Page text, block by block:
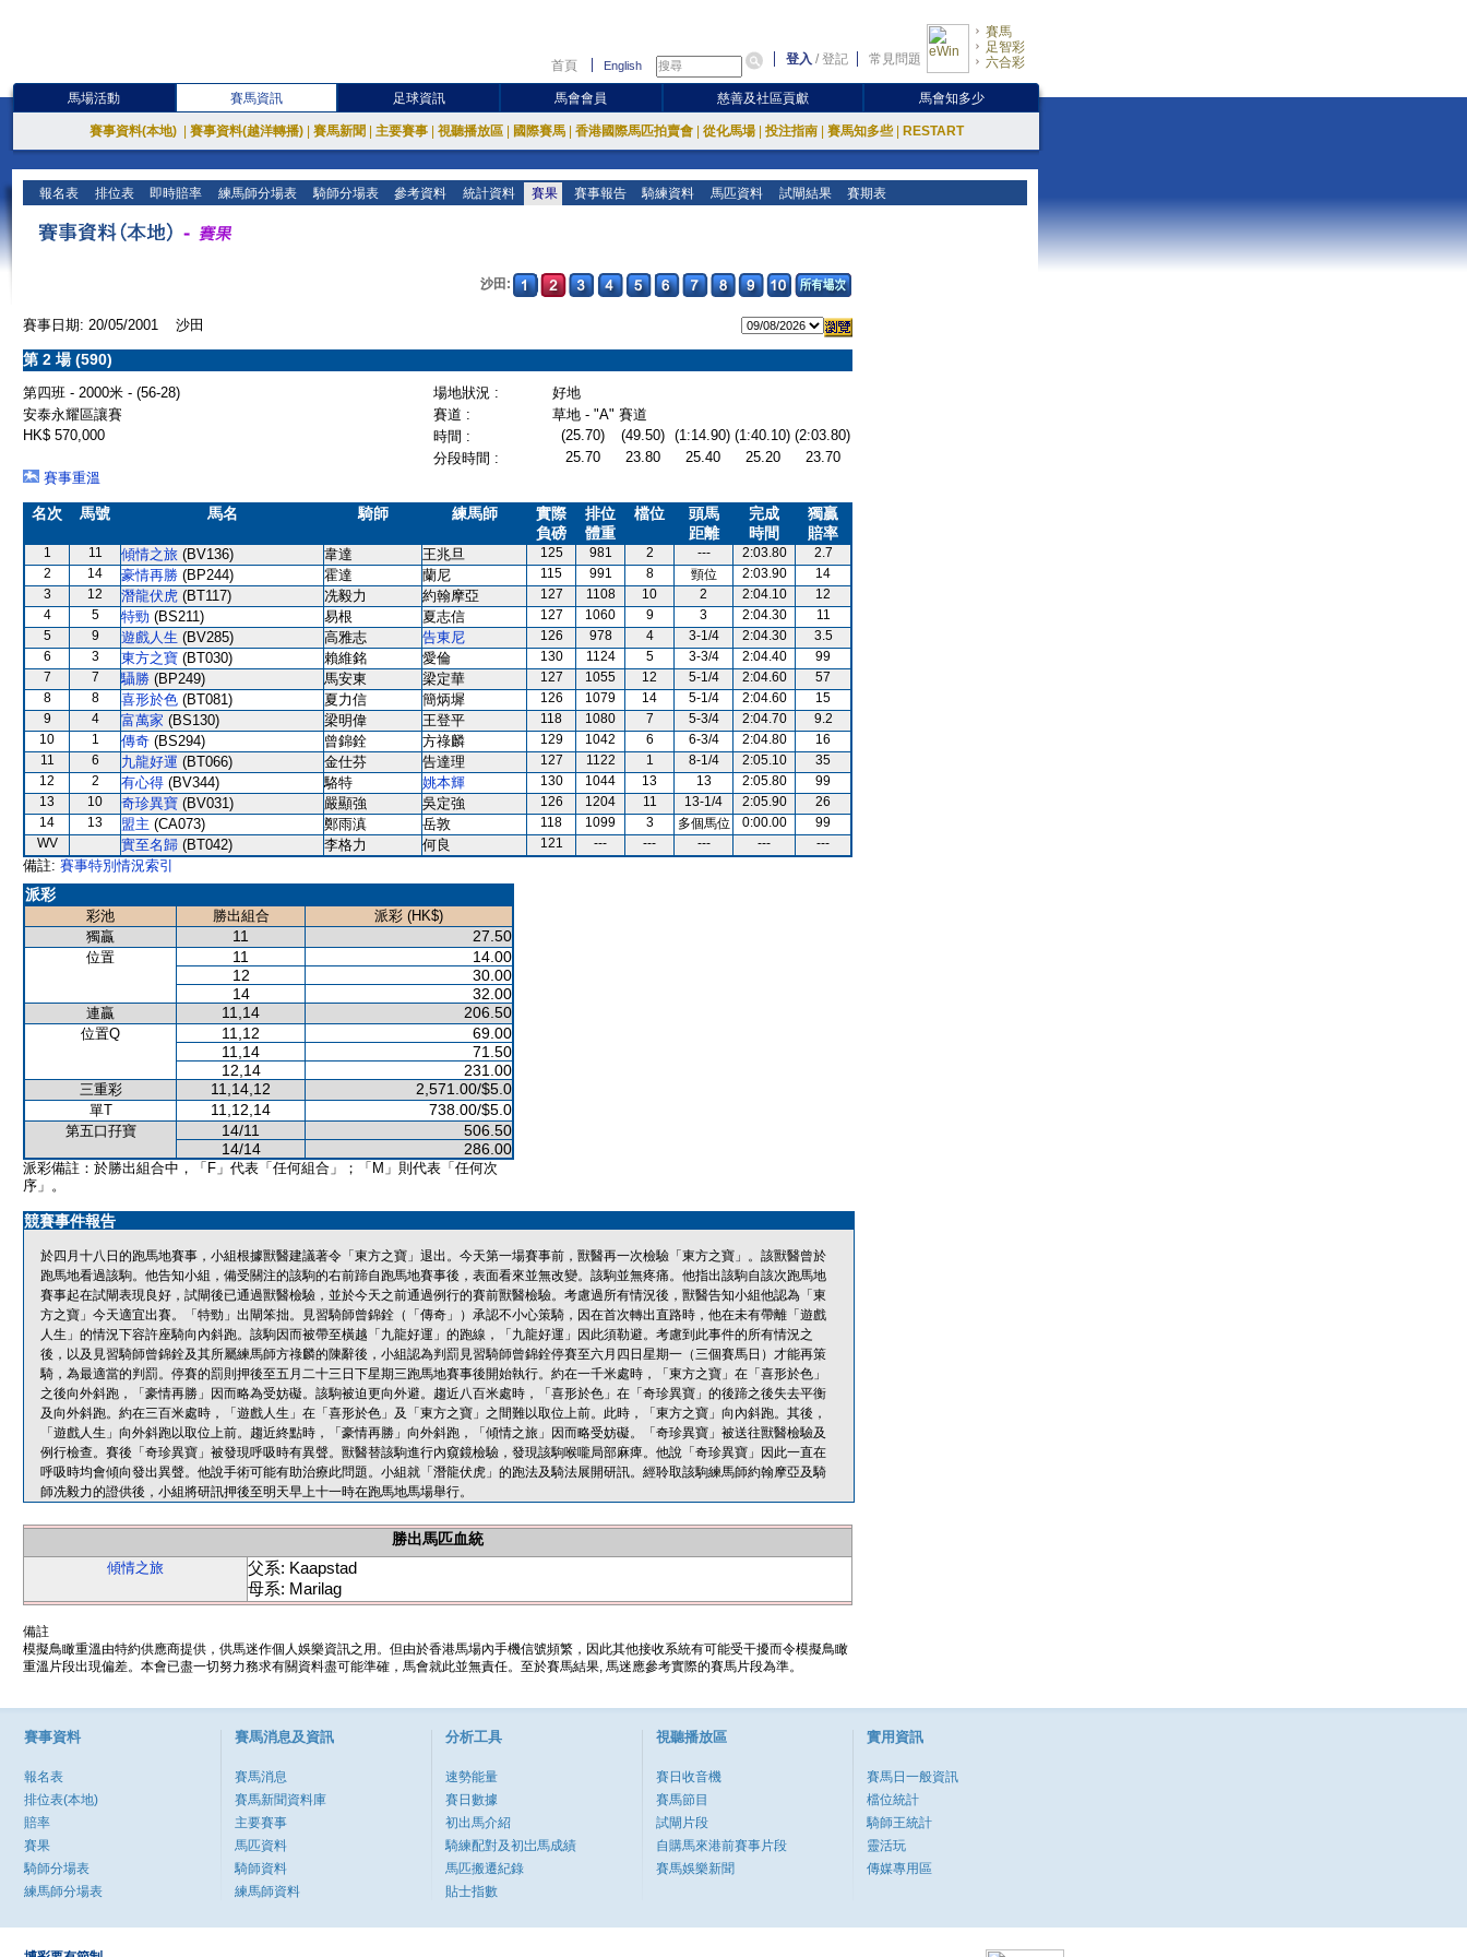
首頁 English 登入 /登記 常見問題
賽馬
足智彩
六合彩
馬場活動 賽馬資訊 足球資訊 馬會會員 慈善及社區貢獻 馬會知多少
賽事資料(本地) 賽事資料(越洋轉播) 賽馬新聞 主要賽事 視聽播放區 國際賽馬 香港國際馬匹拍賣會 從化馬場 投注指南 賽馬知多些 RESTART
報名表 排位表 即時賠率 練馬師分場表 騎師分場表 參考資料 統計資料 賽果 賽事報告 騎練資料 馬匹資料 試閘結果 賽期表
沙田:
賽事日期: 20/05/2001 沙田
第 2 場 (590)
第四班 - 2000米 - (56-28) 場地狀況 :
好地
安泰永耀區讓賽
賽道 :
草地 - "A" 賽道
HK$ 570,000
時間 : (25.70) (49.50) (1:14.90) (1:40.10) (2:03.80)
分段時間 :
25.70 23.80 25.40 25.20
23.70
賽事重溫
名次 馬號 馬名 騎師 練馬師
實際
負磅
排位
體重
檔位
頭馬
距離
完成
時間
獨贏
賠率
1 11 傾情之旅 (BV136) 韋達 王兆旦 125 981 2 --- 2:03.80
2.7
2
14 豪情再勝 (BP244) 霍達 蘭尼 115 991 8 頸位 2:03.90
14
3
12 潛龍伏虎 (BT117) 冼毅力 約翰摩亞 127 1108 10 2 2:04.10
12
4
5 特勁 (BS211) 易根 夏志信 127 1060 9 3 2:04.30
11
5
9 遊戲人生 (BV285) 高雅志 告東尼 126 978 4 3-1/4 2:04.30
3.5
6
3 東方之寶 (BT030) 賴維銘 愛倫 130 1124 5 3-3/4 2:04.40
99
7
7 䯀勝 (BP249) 馬安東 梁定華 127 1055 12 5-1/4 2:04.60
57
8
8 喜形於色 (BT081) 夏力信 簡炳墀 126 1079 14 5-1/4 2:04.60
15
9
4 富萬家 (BS130) 梁明偉 王登平 118 1080 7 5-3/4 2:04.70
9.2
10
1 傳奇 (BS294) 曾錦銓 方祿麟 129 1042 6 6-3/4 2:04.80
16
11
6 九龍好運 (BT066) 金仕芬 告達理 127 1122 1 8-1/4 2:05.10
35
12
2 有心得 (BV344) 駱特 姚本輝 130 1044 13 13 2:05.80
99
13
10 奇珍異寶 (BV031) 嚴顯強 吳定強 126 1204 11 13-1/4 2:05.90
26
14
13 盟主 (CA073) 鄭雨滇 岳敦 118 1099 3 多個馬位 0:00.00
99
WV
實至名歸 (BT042) 李格力 何良 121 --- --- --- --- ---
備註: 賽事特別情況索引
派彩
彩池 勝出組合
派彩 (HK$)
獨贏
11 27.50
位置 11
14.00
12
30.00
14
32.00
連贏 11,14 206.50
位置Q 11,12
69.00
11,14
71.50
12,14
231.00
三重彩 11,14,12 2,571.00/$5.0
單T 11,12,14 738.00/$5.0
第五口孖寶 14/11
506.50
14/14
286.00
派彩備註：於勝出組合中，「F」代表「任何組合」；「M」則代表「任何次
序」。
競賽事件報告
於四月十八日的跑馬地賽事，小組根據獸醫建議著令「東方之寶」退出。今天第一場賽事前，獸醫再一次檢驗「東方之寶」。該獸醫曾於
跑馬地看過該駒。他告知小組，備受關注的該駒的右前蹄自跑馬地賽事後，表面看來並無改變。該駒並無疼痛。他指出該駒自該次跑馬地
賽事起在試閘表現良好，試閘後已通過獸醫檢驗，並於今天之前通過例行的賽前獸醫檢驗。考慮過所有情況後，獸醫告知小組他認為「東
方之寶」今天適宜出賽。「特勁」出閘笨拙。見習騎師曾錦銓（「傳奇」）承認不小心策騎，因在首次轉出直路時，他在未有帶離「遊戲
人生」的情況下容許座騎向內斜跑。該駒因而被帶至橫越「九龍好運」的跑線，「九龍好運」因此須勒避。考慮到此事件的所有情況之
後，以及見習騎師曾錦銓及其所屬練馬師方祿麟的陳辭後，小組認為判罰見習騎師曾錦銓停賽至六月四日星期一（三個賽馬日）才能再策
騎，為最適當的判罰。停賽的罰則押後至五月二十三日下星期三跑馬地賽事後開始執行。約在一千米處時，「東方之寶」在「喜形於色」
之後向外斜跑，「豪情再勝」因而略為受妨礙。該駒被迫更向外避。趨近八百米處時，「喜形於色」在「奇珍異寶」的後蹄之後失去平衡
及向外斜跑。約在三百米處時，「遊戲人生」在「喜形於色」及「東方之寶」之間難以取位上前。此時，「東方之寶」向內斜跑。其後，
「遊戲人生」向外斜跑以取位上前。趨近終點時，「豪情再勝」向外斜跑，「傾情之旅」因而略受妨礙。「奇珍異寶」被送往獸醫檢驗及
例行檢查。賽後「奇珍異寶」被發現呼吸時有異聲。獸醫替該駒進行內窺鏡檢驗，發現該駒喉嚨局部麻痺。他說「奇珍異寶」因此一直在
呼吸時均會傾向發出異聲。他說手術可能有助治療此問題。小組就「潛龍伏虎」的跑法及騎法展開研訊。經聆取該駒練馬師約翰摩亞及騎
師冼毅力的證供後，小組將研訊押後至明天早上十一時在跑馬地馬場舉行。
勝出馬匹血統
傾情之旅
父系: Kaapstad
母系: Marilag
備註
模擬鳥瞰重溫由特約供應商提供，供馬迷作個人娛樂資訊之用。但由於香港馬場內手機信號頻繁，因此其他接收系統有可能受干擾而令模擬鳥瞰
重溫片段出現偏差。本會已盡一切努力務求有關資料盡可能準確，馬會就此並無責任。至於賽馬結果, 馬迷應參考實際的賽馬片段為準。
賽事資料
報名表
排位表(本地)
賠率
賽果
騎師分場表
練馬師分場表
賽馬消息及資訊
賽馬消息
賽馬新聞資料庫
主要賽事
馬匹資料
騎師資料
練馬師資料
分析工具
速勢能量
賽日數據
初出馬介紹
騎練配對及初岀馬成績
馬匹搬遷紀錄
貼士指數
視聽播放區
賽日收音機
賽馬節目
試閘片段
自購馬來港前賽事片段
賽馬娛樂新聞
實用資訊
賽馬日一般資訊
檔位統計
騎師王統計
靈活玩
傳媒專用區